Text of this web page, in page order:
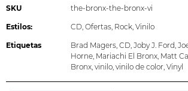
SKU
the-bronx-the-bronx-vi
Estilos: CD, Ofertas, Rock, Vinilo
Etiquetas Brad Magers, CD, Joby J. Ford,
Horne, Mariachi El Bronx, Matt
Bronx, vinilo, vinilo de color, Vinyl